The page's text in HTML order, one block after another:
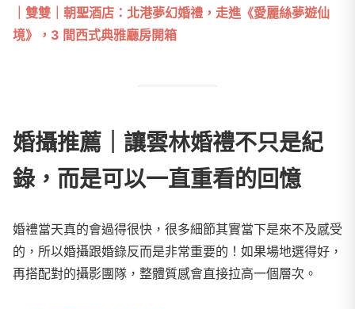
｜雙雙｜朝聖酒店：北港夢幻婚禮，走進《愛麗絲夢遊仙
境》，3 間西式典雅廳房開箱
婚攝推薦｜讓雲林婚禮不只是紀
錄，而是可以一直重看的回憶
婚禮當天真的會過得很快，很多細節其實當下是來不及感受
的，所以婚攝跟婚錄反而是非常重要的！如果場地選得好，
再搭配對的攝影團隊，整體質感會直接拉高一個層次。